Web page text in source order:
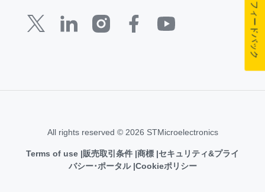
All rights reserved © 2026 STMicroelectronics
Terms of use 販売取引条件 商標 セキュリティ&プライ
バシー･ポータル Cookieポリシー
フィードバック